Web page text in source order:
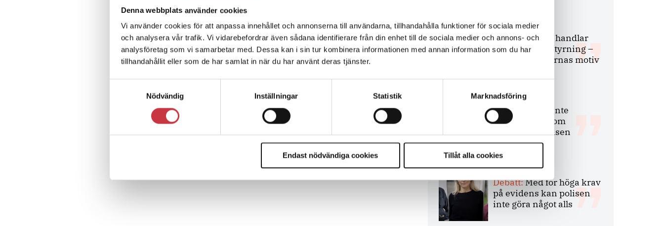
Denna webbplats använder cookies
Vi använder cookies för att anpassa innehållet och annonserna till användarna, tillhandahålla funktioner för sociala medier
och analysera vår trafik. Vi vidarebefordrar även sådana identifierare från din enhet till de sociala medier och annons- och
analysföretag som vi samarbetar med. Dessa kan i sin tur kombinera informationen med annan information som du har
tillhandahållit eller som de har samlat in när du har använt deras tjänster.
Nödvändig
Inställningar Statistik Marknadsföring
Endast nödvändiga cookies Tillåt alla cookies
9 juli 2026
Slutreplik:Det handlar
om kunskapsstyrning –
inte om forskarnas motiv
8 juli 2026
Replik:
Det är inte
evidenskrav som
bakbinder polisen
7 juli 2026
Debatt:Med för höga krav
på evidens kan polisen
inte göra något alls